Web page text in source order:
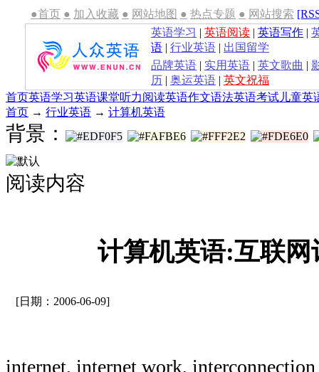
●首页 ● 加入收藏 ● 网站地图 ● 热点专题 ● 网站搜索
英语学习 | 英语阅读 | 英语写作 |
语 | 行业英语 | 出国留学
品牌英语 | 实用英语 | 英文歌曲 |
历 | 奥运英语 | 英文祝福
首页英语学习英语课堂听力阅读英语作文语法英语考试 儿童英
首页 → 行业英语 → 计算机英语
背景：
阅读内容
计算机英语:互联网
[日期：2006-06-09]
internet, internet work,